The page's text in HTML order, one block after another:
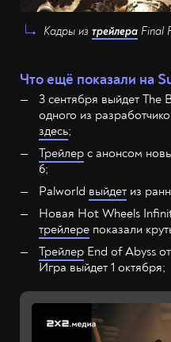
Кадры из трейлера Final
Что ещё показали на
3 сентября выйдет
одного из
здесь;
Трейлер с анонсом
6;
Palworld выйдет из
Новая Hot Wheels
трейлере показали
Трейлер End of Abyss
Игра выйдет 1 октября;